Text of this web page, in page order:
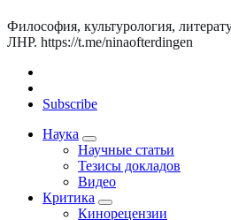
Философия, культурология,
ЛНР. https://t.me/ninaofterdingen
Subscribe
Наука
Научные статьи
Тезисы докладов
Видео
Критика
Кинорецензии